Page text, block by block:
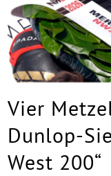
Vier
Dunlop-
West 200“